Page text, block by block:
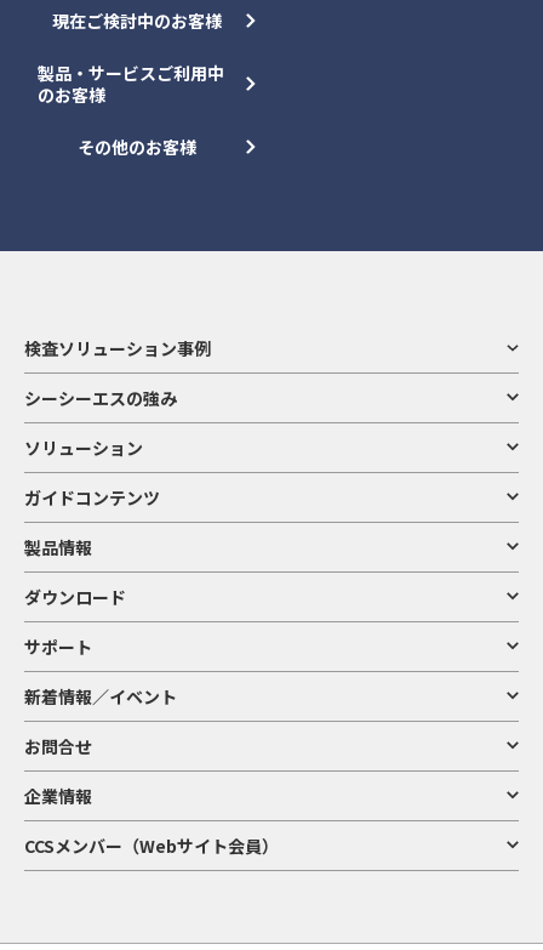
現在ご検討中のお客様
製品・サービスご利用中
のお客様
その他のお客様
検査ソリューション事例
シーシーエスの強み
ソリューション
ガイドコンテンツ
製品情報
ダウンロード
サポート
新着情報／イベント
お問合せ
企業情報
CCSメンバー（Webサイト会員）